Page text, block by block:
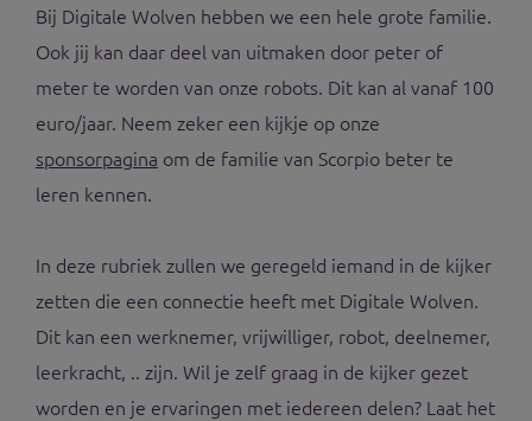
Bij Digitale Wolven hebben we een hele grote familie.
Ook jij kan daar deel van uitmaken door peter of
meter te worden van onze robots. Dit kan al vanaf 100
euro/jaar. Neem zeker een kijkje op onze
sponsorpagina om de familie van Scorpio beter te
leren kennen.
In deze rubriek zullen we geregeld iemand in de kijker
zetten die een connectie heeft met Digitale Wolven.
Dit kan een werknemer, vrijwilliger, robot, deelnemer,
leerkracht, .. zijn. Wil je zelf graag in de kijker gezet
worden en je ervaringen met iedereen delen? Laat het